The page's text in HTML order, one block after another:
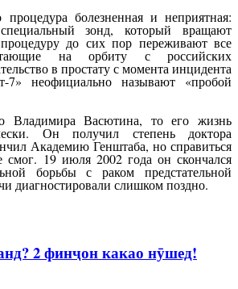
болезненная и неприятная:
зонд, который вращают
до сих пор переживают все
на орбиту с российских
в простату с момента инцидента
7» неофициально называют «пробой
Владимира Васютина, то его жизнь
Он получил степень доктора
Академию Генштаба, но справиться
смог. 19 июля 2002 года он скончался
борьбы с раком предстательной
диагностировали слишком поздно.
2 финҷон какао нӯшед!